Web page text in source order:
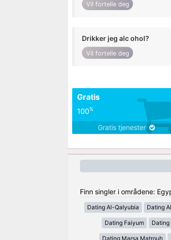
Vil fortelle deg
Drikker jeg alc ohol?
Vil fortelle deg
Gratis
100%
Gratis tjenester
Finn singler i områdene:
Dating Al-Qalyubia Dating
Dating Faiyum Dating
Dating Marsa Matrouh